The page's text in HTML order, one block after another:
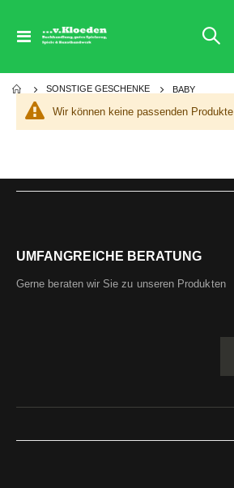
Navigation
SONSTIGE GESCHENKE BABY
Wir können keine passenden Produkte
UMFANGREICHE BERATUNG
Gerne beraten wir Sie zu unseren Produkten